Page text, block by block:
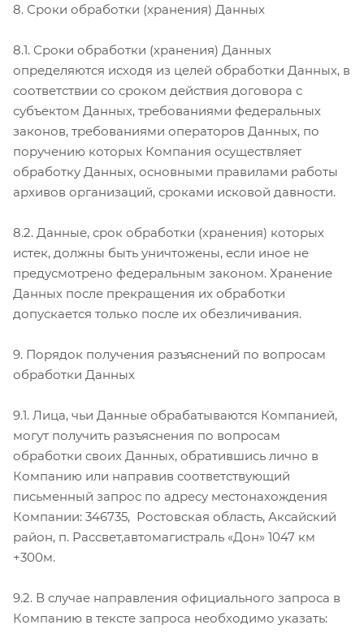
8. Сроки обработки (хранения) Данных
8.1. Сроки обработки (хранения) Данных
определяются исходя из целей обработки Данных, в
соответствии со сроком действия договора с
субъектом Данных, требованиями федеральных
законов, требованиями операторов Данных, по
поручению которых Компания осуществляет
обработку Данных, основными правилами работы
архивов организаций, сроками исковой давности.
8.2. Данные, срок обработки (хранения) которых
истек, должны быть уничтожены, если иное не
предусмотрено федеральным законом. Хранение
Данных после прекращения их обработки
допускается только после их обезличивания.
9. Порядок получения разъяснений по вопросам
обработки Данных
9.1. Лица, чьи Данные обрабатываются Компанией,
могут получить разъяснения по вопросам
обработки своих Данных, обратившись лично в
Компанию или направив соответствующий
письменный запрос по адресу местонахождения
Компании: 346735, Ростовская область, Аксайский
район, п. Рассвет,автомагистраль «Дон» 1047 км
+300м.
9.2. В случае направления официального запроса в
Компанию в тексте запроса необходимо указать: